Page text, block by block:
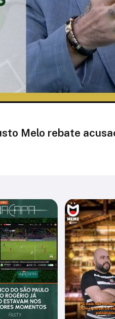
Melo rebate